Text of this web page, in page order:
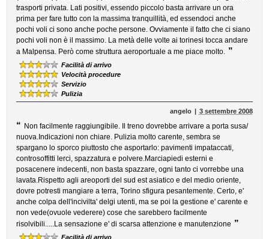
trasporti privata. Lati positivi, essendo piccolo basta arrivare un ora
prima per fare tutto con la massima tranquillità, ed essendoci anche
pochi voli ci sono anche poche persone. Ovviamente il fatto che ci siano
pochi voli non è il massimo. La metà delle volte ai torinesi tocca andare
a Malpensa. Però come struttura aeroportuale a me piace molto. ”
Facilità di arrivo
Velocità procedure
Servizio
Pulizia
angelo 3 settembre 2008
“ Non facilmente raggiungibile. Il treno dovrebbe arrivare a porta susa/
nuova.Indicazioni non chiare. Pulizia molto carente, sembra se
spargano lo sporco piuttosto che asportarlo: pavimenti impataccati,
controsoffitti lerci, spazzatura e polvere.Marciapiedi esterni e
posacenere indecenti, non basta spazzare, ogni tanto ci vorrebbe una
lavata.Rispetto agli areoporti del sud est asiatico e del medio oriente,
dovre potresti mangiare a terra, Torino sfigura pesantemente. Certo, e'
anche colpa dell'incivilta' delgi utenti, ma se poi la gestione e' carente e
non vede(ovuole vederere) cose che sarebbero facilmente
risolvibili.....La sensazione e' di scarsa attenzione e manutenzione ”
Facilità di arrivo